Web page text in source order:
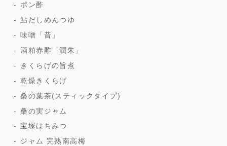
ポン酢
鮎だしめんつゆ
味噌「昔」
酒粕赤酢「潤朱」
きくらげの旨煮
乾燥きくらげ
桑の葉茶(スティックタイプ)
桑の実ジャム
宝塚はちみつ
ジャム 完熟南高梅